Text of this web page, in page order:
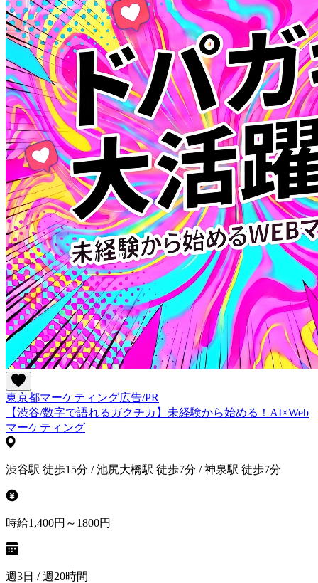
東京都マーケティング広告/PR
【渋谷/数字で語れるガクチカ】未経験から始める！AI×Web
マーケティング
渋谷駅 徒歩15分 / 池尻大橋駅 徒歩7分 / 神泉駅 徒歩7分
時給1,400円～1800円
週3日 / 週20時間